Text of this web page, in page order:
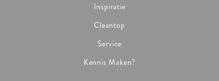
Inspiratie
Cleantop
Service
Kennis Maken?